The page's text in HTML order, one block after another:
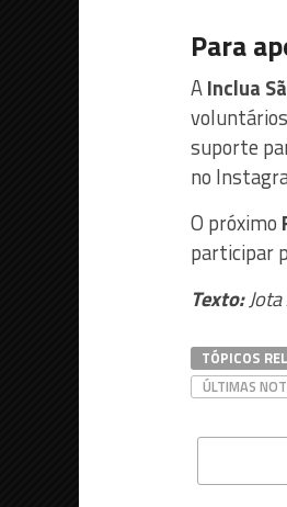
Para
AInclua
suporte
no
O próximo
participar
Texto:Jota
TÓPICOS
ÚLTIMAS